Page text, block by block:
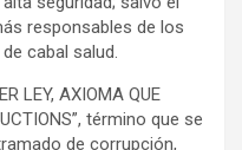
responsables de los
cabal salud.
LEY, AXIOMA QUE
término que se
de corrupción,